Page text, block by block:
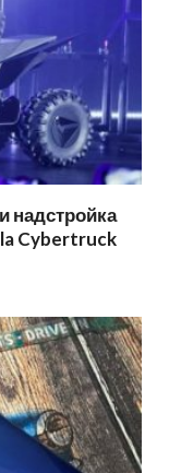
надстройка
Cybertruck